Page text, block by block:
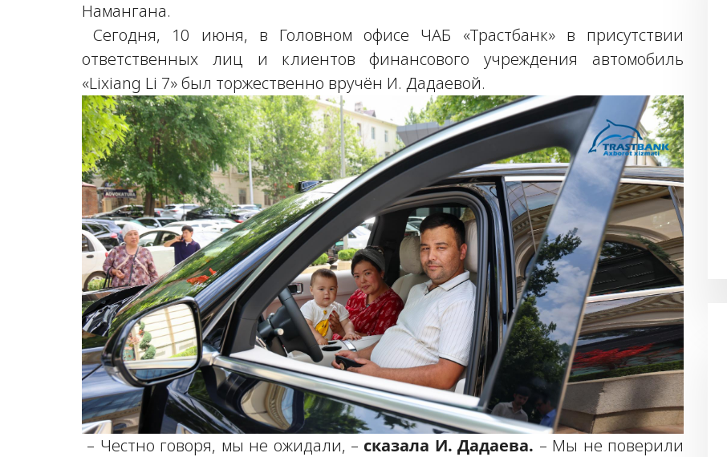
Намангана.
Сегодня, 10 июня, в Головном офисе ЧАБ «Трастбанк» в присутствии
ответственных лиц и клиентов финансового учреждения автомобиль
«Lixiang Li 7» был торжественно вручён И. Дадаевой.
– Честно говоря, мы не ожидали, – сказала И. Дадаева. – Мы не поверили